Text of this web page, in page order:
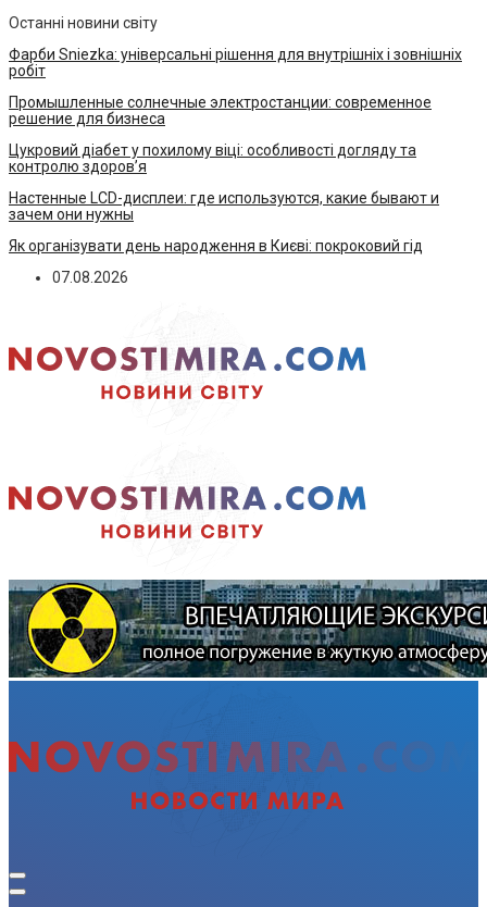
Останні новини світу
Фарби Sniezka: універсальні рішення для внутрішніх і зовнішніх
робіт
Промышленные солнечные электростанции: современное
решение для бизнеса
Цукровий діабет у похилому віці: особливості догляду та
контролю здоров’я
Настенные LCD-дисплеи: где используются, какие бывают и
зачем они нужны
Як організувати день народження в Києві: покроковий гід
07.08.2026